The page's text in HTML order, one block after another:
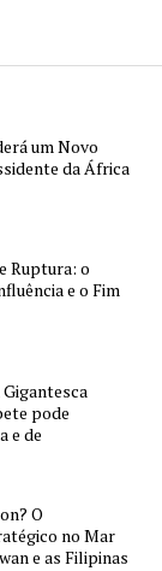
um Novo
da África
Ruptura: o
e o Fim
Gigantesca
pode
e de
O
no Mar
e as Filipinas